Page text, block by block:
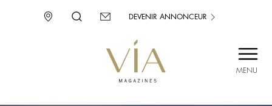
MENU
DEVENIR ANNONCEUR